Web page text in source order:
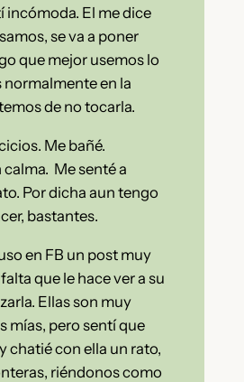
incómoda. El me dice
se va a poner
que mejor usemos lo
en la
de no tocarla.
Me bañé.
calma. Me senté a
Por dicha aun tengo
bastantes.
en FB un post muy
que le hace ver a su
Ellas son muy
mías, pero sentí que
chatié con ella un rato,
riéndonos como